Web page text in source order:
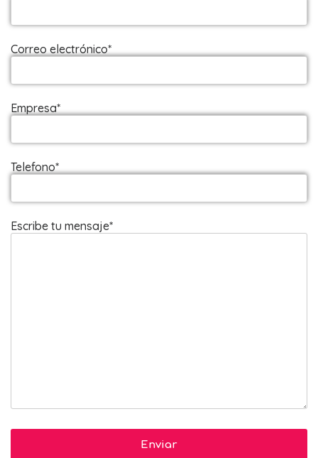
Correo electrónico*
Empresa*
Telefono*
Escribe tu mensaje*